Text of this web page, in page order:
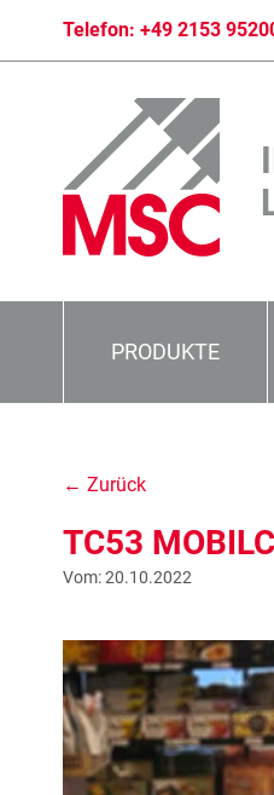
Telefon: +49 2153
PRODUKTE
← Zurück
TC53
Vom: 20.10.2022